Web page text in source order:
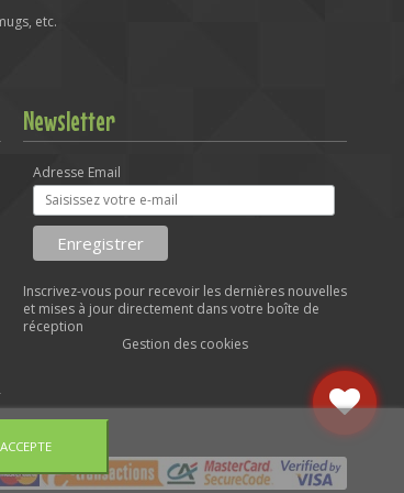
etc.
Newsletter
Adresse Email
Inscrivez-vous pour recevoir les dernières nouvelles
et mises à jour directement dans votre boîte de
réception
Gestion des cookies